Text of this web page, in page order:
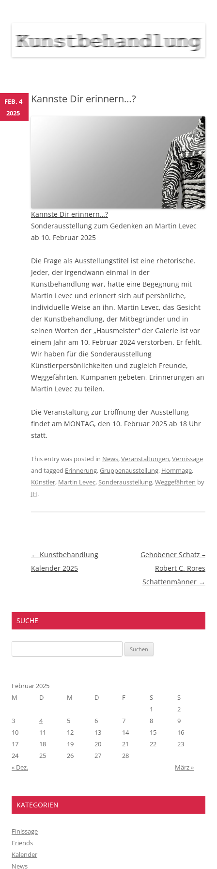
NEWS
Kannste Dir erinnern…?
Kannste Dir erinnern…?
Sonderausstellung zum Gedenken an Martin Levec
ab 10. Februar 2025
Die Frage als Ausstellungstitel ist eine rhetorische.
Jeder, der irgendwann einmal in der
Kunstbehandlung war, hatte eine Begegnung mit
Martin Levec und erinnert sich auf persönliche,
individuelle Weise an ihn. Martin Levec, das Gesicht
der Kunstbehandlung, der Mitbegründer und in
seinen Worten der „Hausmeister“ der Galerie ist vor
einem Jahr am 10. Februar 2024 verstorben. Er fehlt.
Wir haben für die Sonderausstellung
Künstlerpersönlichkeiten und zugleich Freunde,
Weggefährten, Kumpanen gebeten, Erinnerungen an
Martin Levec zu teilen.
Die Veranstaltung zur Eröffnung der Ausstellung
findet am MONTAG, den 10. Februar 2025 ab 18 Uhr
statt.
This entry was posted in News,Veranstaltungen,Vernissage
and tagged Erinnerung,Gruppenausstellung, Hommage,
Künstler, Martin Levec,Sonderausstellung,Weggefährten by
JH.
FEB. 4
2025
Beitragsnavigation
← Kunstbehandlung
Kalender 2025
Gehobener Schatz –
Robert C. Rores
Schattenmänner →
SUCHE
nach:
Februar 2025
M
D M D F S
S
1
2
3
4 5 6 7 8
9
10
11 12 13 14 15
16
17
18 19 20 21 22
23
24
25 26 27
28
« Dez.
März »
KATEGORIEN
Finissage
Friends
Kalender
News